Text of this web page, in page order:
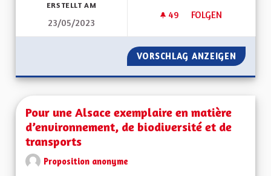
ERSTELLT AM
23/05/2023
49 49 FOLLOWER
FOLGEN
ALSACE HORS DU
VORSCHLAG ANZEIGEN
Pour une Alsace exemplaire en matière
d’environnement, de biodiversité et de
transports
Proposition anonyme